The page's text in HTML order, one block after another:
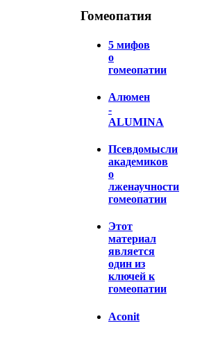
Гомеопатия
5 мифов
о
гомеопатии
Алюмен
-
ALUMINA
Псевдомысли
академиков
о
лженаучности
гомеопатии
Этот
материал
является
один из
ключей к
гомеопатии
Aconit